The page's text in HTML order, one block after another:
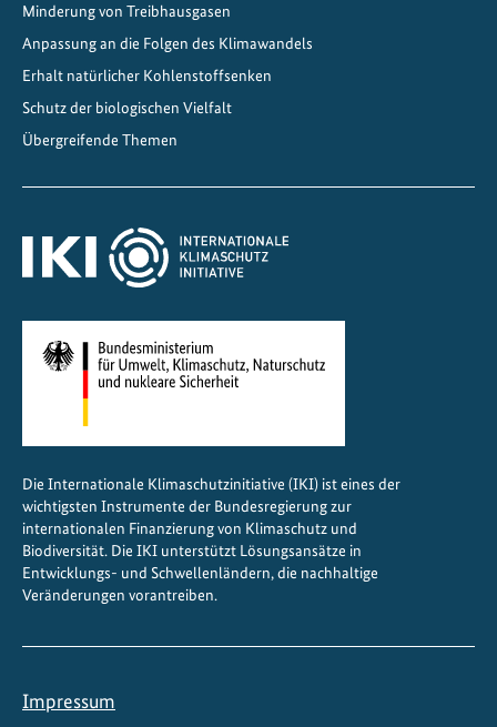
Minderung von Treibhausgasen
Anpassung an die Folgen des Klimawandels
Erhalt natürlicher Kohlenstoffsenken
Schutz der biologischen Vielfalt
Übergreifende Themen
Die Internationale Klimaschutzinitiative (IKI) ist eines der
wichtigsten Instrumente der Bundesregierung zur
internationalen Finanzierung von Klimaschutz und
Biodiversität. Die IKI unterstützt Lösungsansätze in
Entwicklungs- und Schwellenländern, die nachhaltige
Veränderungen vorantreiben.
Impressum